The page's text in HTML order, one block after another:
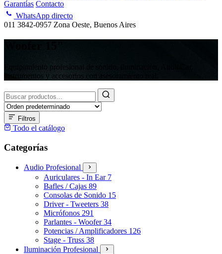
Garantías Contacto
WhatsApp directo
011 3842-0957 Zona Oeste, Buenos Aires
Equipamiento profesional de sonido, iluminación, AudioCar,
instrumentos y accesorios con asesoramiento real.
Buscar
productos
Filtros
Todo el catálogo
Categorías
Audio Profesional
Auriculares - In Ear 7
Bafles / Cajas 89
Consolas de Sonido 15
Driver - Tweeters 38
Micrófonos 291
Parlantes - Woofer34
Potencias / Amplificadores 126
Stage - Truss 38
Iluminación Profesional